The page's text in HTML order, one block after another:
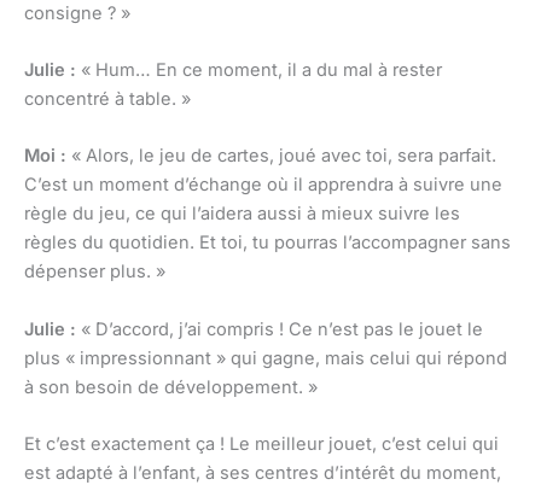
consigne ? »
Julie : « Hum… En ce moment, il a du mal à rester
concentré à table. »
Moi : « Alors, le jeu de cartes, joué avec toi, sera parfait.
C’est un moment d’échange où il apprendra à suivre une
règle du jeu, ce qui l’aidera aussi à mieux suivre les
règles du quotidien. Et toi, tu pourras l’accompagner sans
dépenser plus. »
Julie : « D’accord, j’ai compris ! Ce n’est pas le jouet le
plus « impressionnant » qui gagne, mais celui qui répond
à son besoin de développement. »
Et c’est exactement ça ! Le meilleur jouet, c’est celui qui
est adapté à l’enfant, à ses centres d’intérêt du moment,